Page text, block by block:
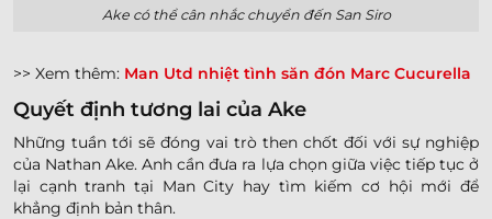
Ake có thể cân nhắc chuyển đến San Siro
>> Xem thêm: Man Utd nhiệt tình săn đón Marc Cucurella
Quyết định tương lai của Ake
Những tuần tới sẽ đóng vai trò then chốt đối với sự nghiệp
của Nathan Ake. Anh cần đưa ra lựa chọn giữa việc tiếp tục ở
lại cạnh tranh tại Man City hay tìm kiếm cơ hội mới để
khẳng định bản thân.